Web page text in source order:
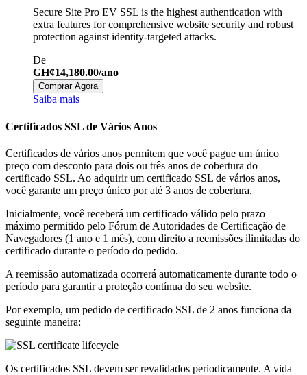
Secure Site Pro EV SSL is the highest authentication with
extra features for comprehensive website security and robust
protection against identity-targeted attacks.
De
GH¢14,180.00/ano
Comprar Agora
Saiba mais
Certificados SSL de Vários Anos
Certificados de vários anos permitem que você pague um único
preço com desconto para dois ou três anos de cobertura do
certificado SSL. Ao adquirir um certificado SSL de vários anos,
você garante um preço único por até 3 anos de cobertura.
Inicialmente, você receberá um certificado válido pelo prazo
máximo permitido pelo Fórum de Autoridades de Certificação de
Navegadores (1 ano e 1 mês), com direito a reemissões ilimitadas do
certificado durante o período do pedido.
A reemissão automatizada ocorrerá automaticamente durante todo o
período para garantir a proteção contínua do seu website.
Por exemplo, um pedido de certificado SSL de 2 anos funciona da
seguinte maneira:
Os certificados SSL devem ser revalidados periodicamente. A vida